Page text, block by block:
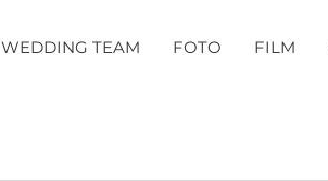
WEDDING TEAM FOTO FILM